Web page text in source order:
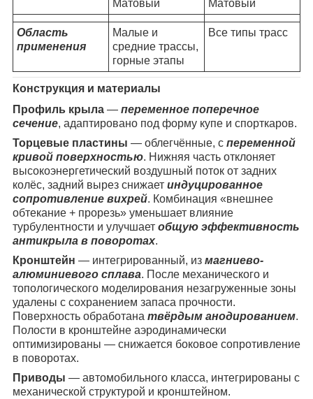
Матовый Матовый
Область
применения
Малые и
средние трассы,
горные этапы
Все типы трасс
Конструкция и материалы
Профиль крыла — переменное поперечное
сечение, адаптировано под форму купе и спорткаров.
Торцевые пластины — облегчённые, с переменной
кривой поверхностью. Нижняя часть отклоняет
высокоэнергетический воздушный поток от задних
колёс, задний вырез снижает индуцированное
сопротивление вихрей. Комбинация «внешнее
обтекание + прорезь» уменьшает влияние
турбулентности и улучшает общую эффективность
антикрыла в поворотах.
Кронштейн — интегрированный, из магниево-
алюминиевого сплава. После механического и
топологического моделирования незагруженные зоны
удалены с сохранением запаса прочности.
Поверхность обработана твёрдым анодированием.
Полости в кронштейне аэродинамически
оптимизированы — снижается боковое сопротивление
в поворотах.
Приводы — автомобильного класса, интегрированы с
механической структурой и кронштейном.